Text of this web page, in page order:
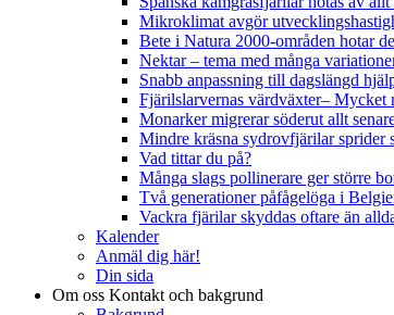
Mikroklimat avgör
Bete i Natura 2000-områden hotar
Nektar – tema med många
Snabb anpassning till dagslängd
Fjärilslarvernas värdväxter– Mycket
Monarker migrerar söderut allt
Mindre kräsna sydrovfjärilar sprider
Vad tittar du på?
Många slags pollinerare ger större
Två generationer påfågelöga i
Vackra fjärilar skyddas oftare än
Kalender
Anmäl dig här!
Din sida
Om oss Kontakt och bakgrund